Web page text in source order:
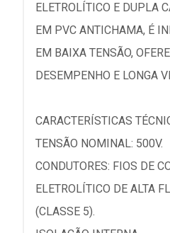
ELETROLÍTICO E DUPLA
EM PVC ANTICHAMA, É
EM BAIXA TENSÃO,
DESEMPENHO E LONGA
CARACTERÍSTICAS
TENSÃO NOMINAL: 500V.
CONDUTORES: FIOS DE
ELETROLÍTICO DE ALTA
(CLASSE 5).